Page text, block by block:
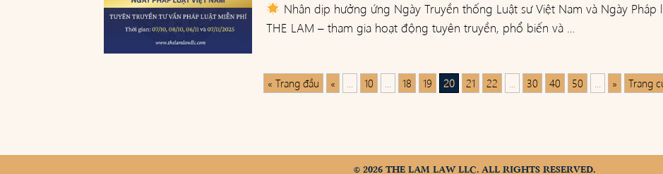
Nhân dịp hưởng ứng Ngày Truyền thống Luật sư Việt Nam và Ngày Pháp
THE LAM – tham gia hoạt động tuyên truyền, phổ biến và …
« Trang đầu « ... 10 ... 18 19 20 21 22 ... 30 40 50 ... » Trang
© 2026 THE LAM LAW LLC. ALL RIGHTS RESERVED.